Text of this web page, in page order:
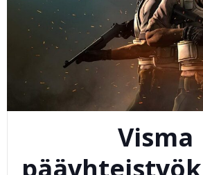
Visma